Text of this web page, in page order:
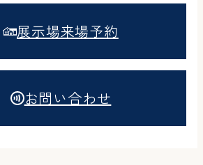
展示場来場予約
お問い合わせ